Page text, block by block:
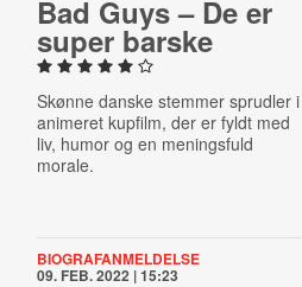
Bad Guys – De er
super barske
Skønne danske stemmer sprudler i
animeret kupfilm, der er fyldt med
liv, humor og en meningsfuld
morale.
BIOGRAFANMELDELSE
09. FEB. 2022 | 15:23